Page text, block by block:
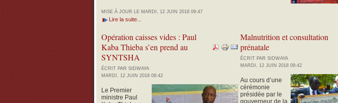
MISE À JOUR LE MARDI, 12 JUIN 2018 09:47
Lire la suite...
Opération caisses vides : Paul
Kaba Thieba s’en prend au
SYNTSHA
ÉCRIT PAR SIDWAYA
MARDI, 12 JUIN 2018 09:42
Le Premier
ministre Paul
Malnutrition et consultation
prénatale
ÉCRIT PAR SIDWAYA
MARDI, 12 JUIN 2018 09:42
Au cours d’une
cérémonie
présidée par le
gouverneur de la